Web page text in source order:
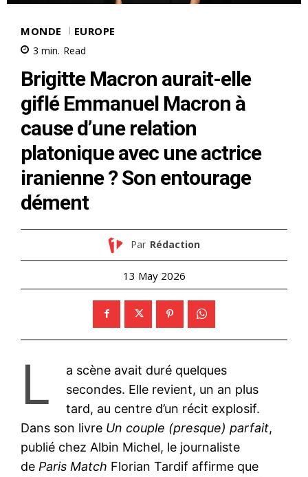
MONDE EUROPE
3 min. Read
Brigitte Macron aurait-elle
giflé Emmanuel Macron à
cause d’une relation
platonique avec une actrice
iranienne ? Son entourage
dément
Par Rédaction
13 May 2026
L
a scène avait duré quelques
secondes. Elle revient, un an plus
tard, au centre d’un récit explosif.
Dans son livre Un couple (presque) parfait,
publié chez Albin Michel, le journaliste
de Paris Match Florian Tardif affirme que